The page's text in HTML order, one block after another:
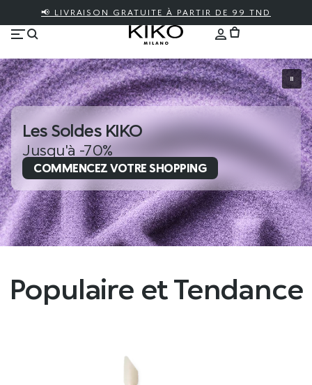
📢 LIVRAISON GRATUITE À PARTIR DE 99 TND
Les Soldes KIKO
Jusqu'à -70%
COMMENCEZ VOTRE SHOPPING
Populaire et Tendance